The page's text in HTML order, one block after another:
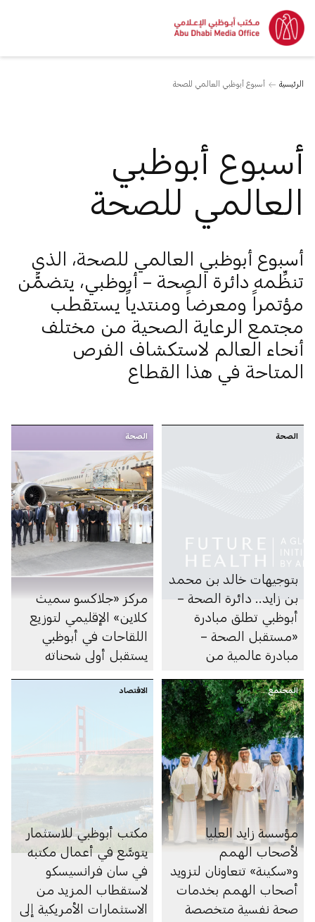
الرئيسية أسبوع أبوظبي العالمي للصحة
أسبوع أبوظبي
العالمي للصحة
أسبوع أبوظبي العالمي للصحة، الذي
تنظِّمه دائرة الصحة – أبوظبي، يتضمَّن
مؤتمراً ومعرضاً ومنتدياً يستقطب
مجتمع الرعاية الصحية من مختلف
أنحاء العالم لاستكشاف الفرص
المتاحة في هذا القطاع
الصحة
بتوجيهات خالد بن محمد
بن زايد.. دائرة الصحة –
أبوظبي تطلق مبادرة
«مستقبل الصحة –
مبادرة عالمية من
أسبوع أبوظبي العالمي
للصحة إلى منصة دولية
على مدار العام
الصحة
مركز «جلاكسو سميث
كلاين» الإقليمي لتوزيع
اللقاحات في أبوظبي
يستقبل أولى شحناته
المجتمع
مؤسسة زايد العليا
لأصحاب الهمم
و«سكينة» تتعاونان لتزويد
أصحاب الهمم بخدمات
صحة نفسية متخصصة
الاقتصاد
مكتب أبوظبي للاستثمار
يتوسَّع في أعمال مكتبه
في سان فرانسيسكو
لاستقطاب المزيد من
الاستثمارات الأمريكية إلى